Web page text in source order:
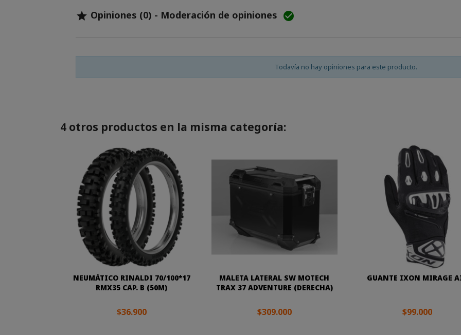
 Opiniones (0) - Moderación de opiniones 
Todavía no hay opiniones para este producto.
4 otros productos en la misma categoría:
NEUMÁTICO RINALDI 70/100*17
RMX35 CAP. B (50M)
$36.900
MALETA LATERAL SW MOTECH
TRAX 37 ADVENTURE (DERECHA)
$309.000
GUANTE IXON MIRAGE
$99.000